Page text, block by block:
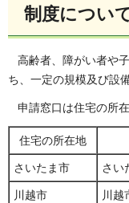
制度につい
高齢者、障がい者や
ち、一定の規模及び設
申請窓口は住宅の所
住宅の所在地
さいたま市 さい
川越市 川越